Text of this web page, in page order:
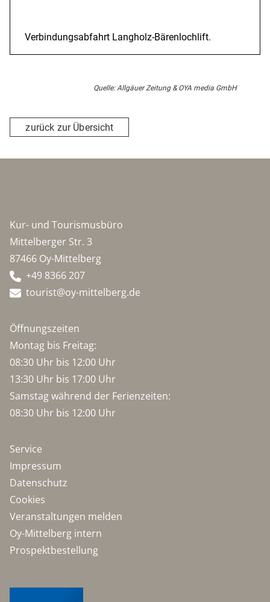
Verbindungsabfahrt Langholz-Bärenlochlift.
Quelle: Allgäuer Zeitung & OYA media GmbH
zurück zur Übersicht
Kur- und Tourismusbüro
Mittelberger Str. 3
87466 Oy-Mittelberg
+49 8366 207
tourist@oy-mittelberg.de
Öffnungszeiten
Montag bis Freitag:
08:30 Uhr bis 12:00 Uhr
13:30 Uhr bis 17:00 Uhr
Samstag während der Ferienzeiten:
08:30 Uhr bis 12:00 Uhr
Service
Impressum
Datenschutz
Cookies
Veranstaltungen melden
Oy-Mittelberg intern
Prospektbestellung